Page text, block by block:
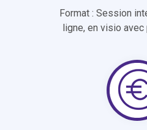
Format : Session
ligne, en visio avec